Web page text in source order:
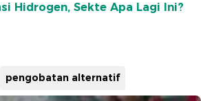
Hidrogen, Sekte Apa Lagi Ini?
pengobatan alternatif